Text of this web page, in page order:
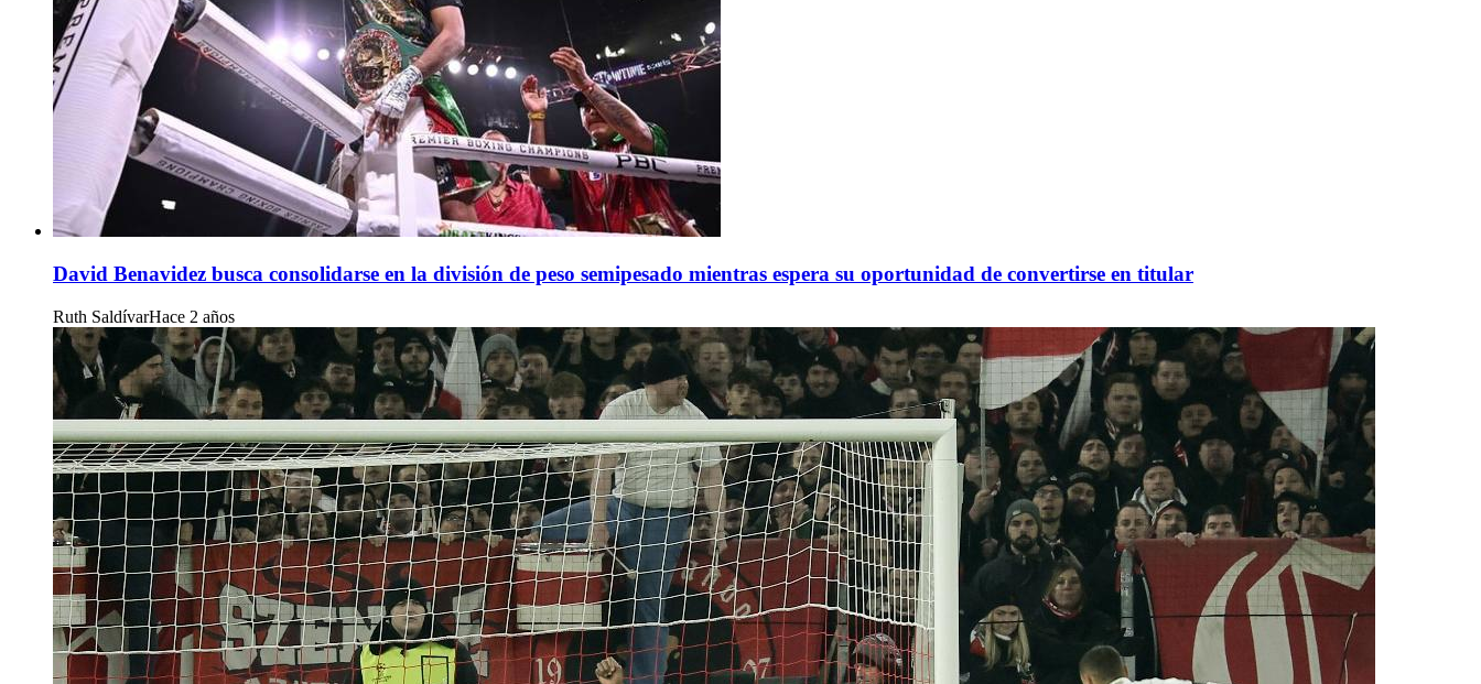
David Benavidez busca consolidarse en la división de peso semipesado mientras espera su oportunidad de convertirse en titular
Ruth SaldívarHace 2 años